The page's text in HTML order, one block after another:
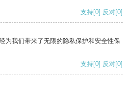
支持[0] 反对[0]
为我们带来了无限的隐私保护和安全性保
支持[0] 反对[0]